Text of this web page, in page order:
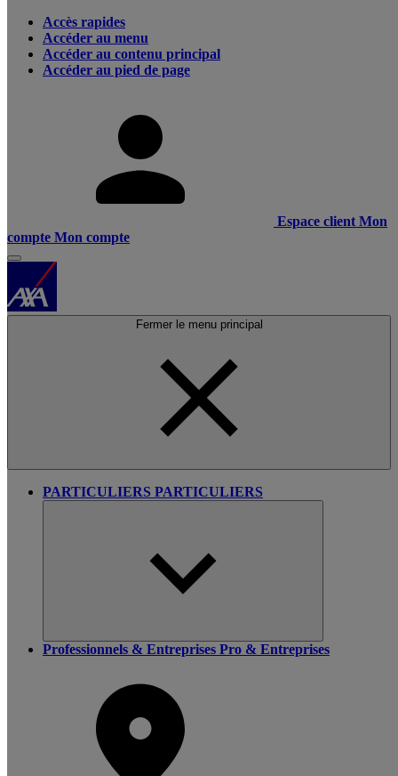
Accès rapides
Accéder au menu
Accéder au contenu principal
Accéder au pied de page
Espace client Mon
compte Mon compte
Fermer le menu principal
PARTICULIERS PARTICULIERS
Professionnels & Entreprises Pro & Entreprises